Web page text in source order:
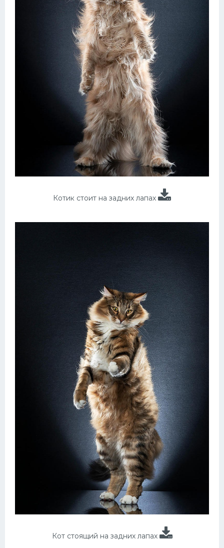
Котик стоит на задних лапах
Кот стоящий на задних лапах